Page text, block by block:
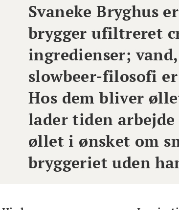
Svaneke Bryghus
brygger ufiltreret
ingredienser;
slowbeer-filosofi
Hos dem bliver
lader tiden
øllet i ønsket om
bryggeriet uden